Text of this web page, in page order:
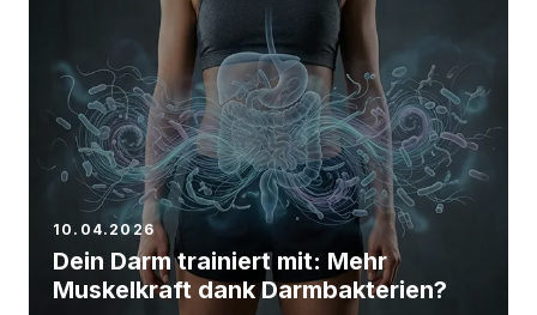
10.04.2026
Dein Darm trainiert mit: Mehr
Muskelkraft dank Darmbakterien?